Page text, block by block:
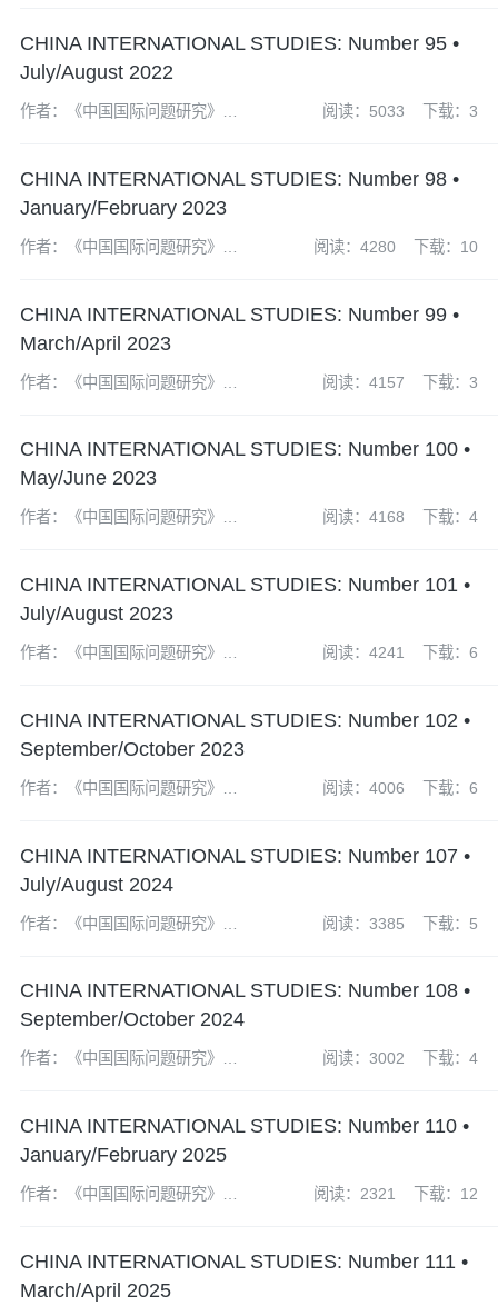
CHINA INTERNATIONAL STUDIES: Number 95 •
July/August 2022
作者：《中国国际问题研究》编
阅读：5033 下载：3
CHINA INTERNATIONAL STUDIES: Number 98 •
January/February 2023
作者：《中国国际问题研究》编
阅读：4280 下载：10
CHINA INTERNATIONAL STUDIES: Number 99 •
March/April 2023
作者：《中国国际问题研究》编
阅读：4157 下载：3
CHINA INTERNATIONAL STUDIES: Number 100 •
May/June 2023
作者：《中国国际问题研究》编
阅读：4168 下载：4
CHINA INTERNATIONAL STUDIES: Number 101 •
July/August 2023
作者：《中国国际问题研究》编
阅读：4241 下载：6
CHINA INTERNATIONAL STUDIES: Number 102 •
September/October 2023
作者：《中国国际问题研究》编
阅读：4006 下载：6
CHINA INTERNATIONAL STUDIES: Number 107 •
July/August 2024
作者：《中国国际问题研究》编
阅读：3385 下载：5
CHINA INTERNATIONAL STUDIES: Number 108 •
September/October 2024
作者：《中国国际问题研究》编
阅读：3002 下载：4
CHINA INTERNATIONAL STUDIES: Number 110 •
January/February 2025
作者：《中国国际问题研究》编
阅读：2321 下载：12
CHINA INTERNATIONAL STUDIES: Number 111 •
March/April 2025